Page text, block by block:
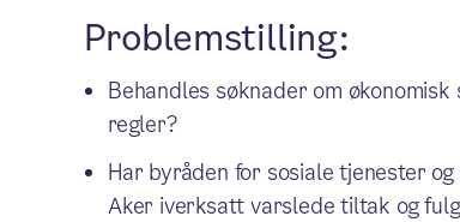
Problemstilling:
Behandles søknader om
regler?
Har byråden for sosiale tjenester
Aker iverksatt varslede tiltak og